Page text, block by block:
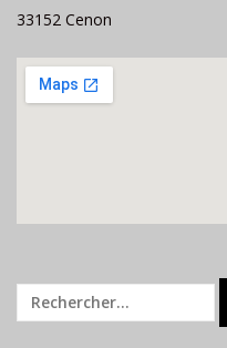
33152 Cenon
Rechercher :